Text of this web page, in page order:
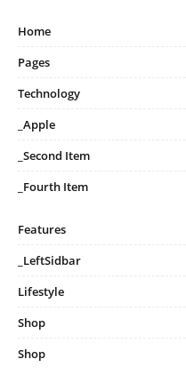
Home
Pages
Technology
_Apple
_Second Item
_Fourth Item
Features
_LeftSidbar
Lifestyle
Shop
Shop